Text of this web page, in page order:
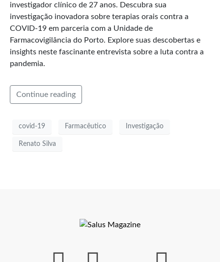
investigador clínico de 27 anos. Descubra sua
investigação inovadora sobre terapias orais contra a
COVID-19 em parceria com a Unidade de
Farmacovigilância do Porto. Explore suas descobertas e
insights neste fascinante entrevista sobre a luta contra a
pandemia.
Continue reading
covid-19 Farmacêutico Investigação
Renato Silva